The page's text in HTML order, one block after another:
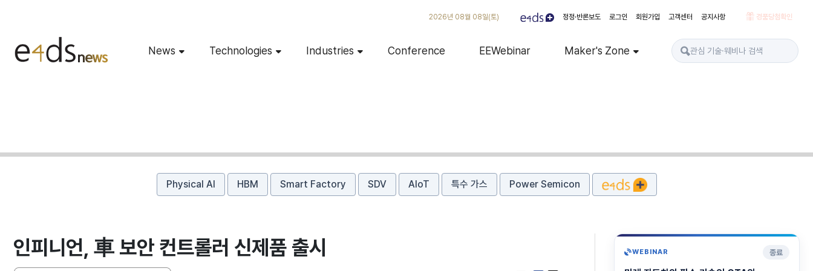
2026년 08월 08일(토) 정정·반론보도 로그인 회원가입 고객센터 공지사항 경품당첨확인
News Technologies Industries Conference EEWebinar Maker's Zone
Physical AI HBM Smart Factory SDV AIoT 특수 가스 Power Semicon
인피니언, 車 보안 컨트롤러 신제품 출시 WEBINAR 종료